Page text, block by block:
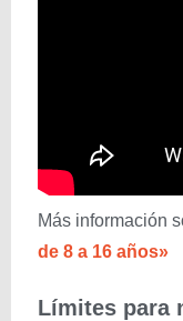
Más información
de 8 a 16 años»
Límites para